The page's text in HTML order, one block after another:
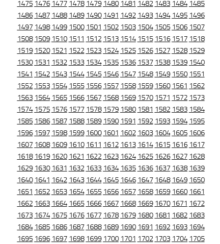
1475 1476 1477 1478 1479 1480 1481 1482 1483 1484 1485
1486 1487 1488 1489 1490 1491 1492 1493 1494 1495 1496
1497 1498 1499 1500 1501 1502 1503 1504 1505 1506 1507
1508 1509 1510 1511 1512 1513 1514 1515 1516 1517 1518
1519 1520 1521 1522 1523 1524 1525 1526 1527 1528 1529
1530 1531 1532 1533 1534 1535 1536 1537 1538 1539 1540
1541 1542 1543 1544 1545 1546 1547 1548 1549 1550 1551
1552 1553 1554 1555 1556 1557 1558 1559 1560 1561 1562
1563 1564 1565 1566 1567 1568 1569 1570 1571 1572 1573
1574 1575 1576 1577 1578 1579 1580 1581 1582 1583 1584
1585 1586 1587 1588 1589 1590 1591 1592 1593 1594 1595
1596 1597 1598 1599 1600 1601 1602 1603 1604 1605 1606
1607 1608 1609 1610 1611 1612 1613 1614 1615 1616 1617
1618 1619 1620 1621 1622 1623 1624 1625 1626 1627 1628
1629 1630 1631 1632 1633 1634 1635 1636 1637 1638 1639
1640 1641 1642 1643 1644 1645 1646 1647 1648 1649 1650
1651 1652 1653 1654 1655 1656 1657 1658 1659 1660 1661
1662 1663 1664 1665 1666 1667 1668 1669 1670 1671 1672
1673 1674 1675 1676 1677 1678 1679 1680 1681 1682 1683
1684 1685 1686 1687 1688 1689 1690 1691 1692 1693 1694
1695 1696 1697 1698 1699 1700 1701 1702 1703 1704 1705